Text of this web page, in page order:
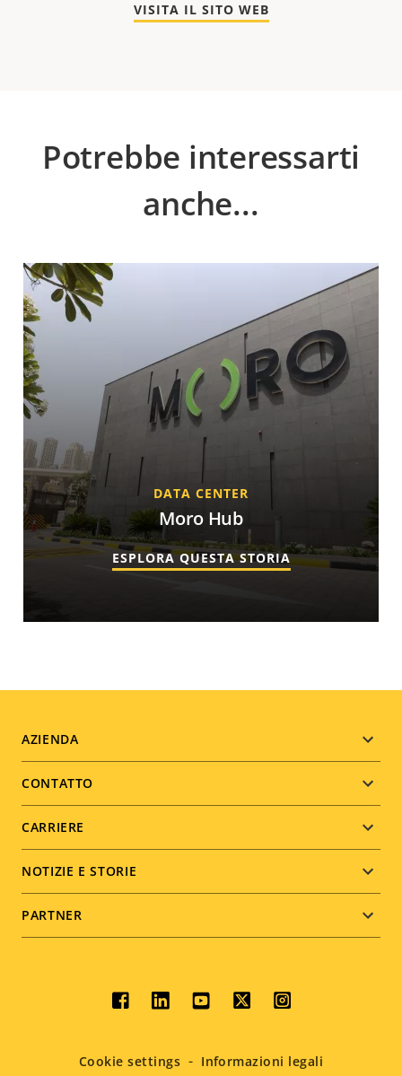
VISITA IL SITO WEB
Potrebbe interessarti
anche...
DATA CENTER
Moro Hub
ESPLORA QUESTA STORIA
Footer
menu
AZIENDA
CONTATTO
CARRIERE
NOTIZIE E STORIE
PARTNER
Social
menu
Cookie settings Informazioni legali